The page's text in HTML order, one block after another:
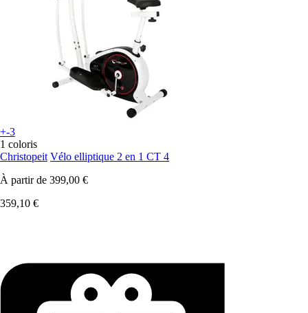
+-3
1 coloris
Christopeit Vélo elliptique 2 en 1 CT 4
À partir de 399,00 €
359,10 €